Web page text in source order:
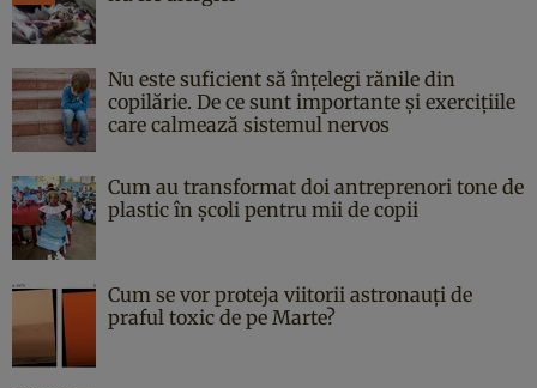
Nu este suficient să înțelegi rănile din
copilărie. De ce sunt importante și exercițiile
care calmează sistemul nervos
Cum au transformat doi antreprenori tone de
plastic în școli pentru mii de copii
Cum se vor proteja viitorii astronauți de
praful toxic de pe Marte?